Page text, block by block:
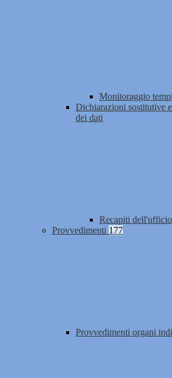
Monitoraggio
Dichiarazioni sostitutive
dei dati
Recapiti
Provvedimenti 177
Provvedimenti organi